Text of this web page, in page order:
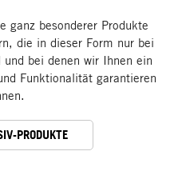
ganz besonderer Produkte
die in dieser Form nur bei
bei denen wir Ihnen ein
Funktionalität garantieren
PRODUKTE